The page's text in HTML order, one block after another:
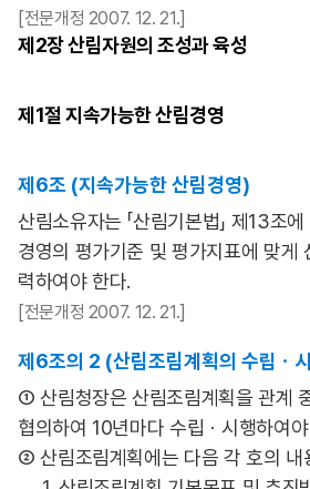
[전문개정 2007. 12. 21.]
제2장산림자원의 조성과 육성
제1절 지속가능한 산림경영
제6조 (지속가능한 산림경영)
산림소유자는 「산림기본법」 제13조
경영의 평가기준 및 평가지표에 맞게
력하여야 한다.
[전문개정 2007. 12. 21.]
제6조의 2 (산림조림계획의 수립ㆍ
① 산림청장은 산림조림계획을 관계
협의하여 10년마다 수립ㆍ시행하여
② 산림조림계획에는 다음 각 호의 내